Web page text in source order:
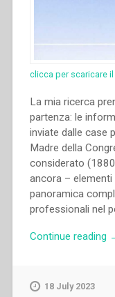
clicca per scaricare
La mia ricerca
partenza: le
inviate dalle case
Madre della
considerato
ancora – elementi
panoramica
professionali nel
Continue reading
18 July 2023